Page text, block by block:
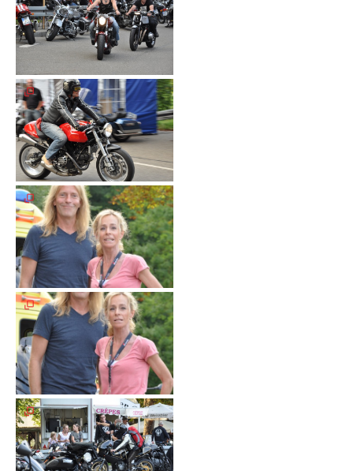
in
Absenkung
Streckensicherung
Meldeformular
Flex.
Kurvenleittafel
Galerien
Galerie
2026
Galerie
2025
Galerie
2024
Galerie
2023
Galerie
2022
Galerie
2021
Galerie
2020